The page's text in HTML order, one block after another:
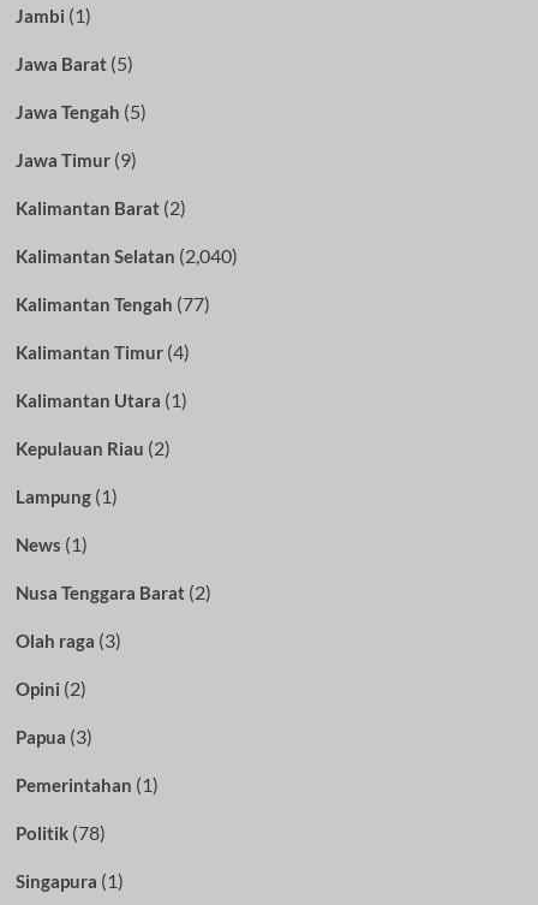
Jambi (1)
Jawa Barat(5)
Jawa Tengah (5)
Jawa Timur(9)
Kalimantan Barat(2)
Kalimantan Selatan (2,040)
Kalimantan Tengah (77)
Kalimantan Timur(4)
Kalimantan Utara (1)
Kepulauan Riau (2)
Lampung(1)
News (1)
Nusa Tenggara Barat(2)
Olah raga (3)
Opini (2)
Papua (3)
Pemerintahan (1)
Politik(78)
Singapura (1)